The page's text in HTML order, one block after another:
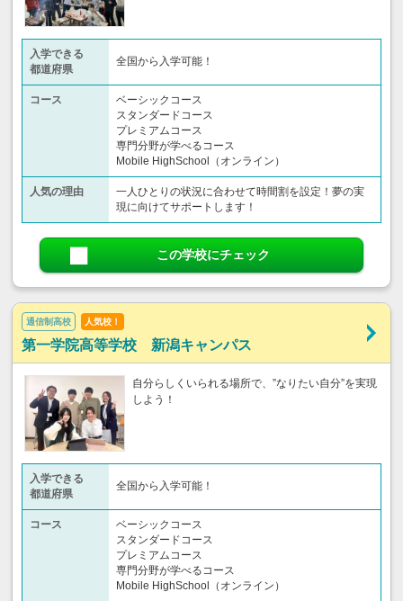
入学できる
都道府県
全国から入学可能！
コース
ベーシックコース
スタンダードコース
プレミアムコース
専門分野が学べるコース
Mobile HighSchool（オンライン）
人気の理由
一人ひとりの状況に合わせて時間割を設定！夢の実
現に向けてサポートします！
この学校にチェック
通信制高校 人気校！
第一学院高等学校 新潟キャンパス
自分らしくいられる場所で、”なりたい自分”を実現
しよう！
入学できる
都道府県
全国から入学可能！
コース
ベーシックコース
スタンダードコース
プレミアムコース
専門分野が学べるコース
Mobile HighSchool（オンライン）